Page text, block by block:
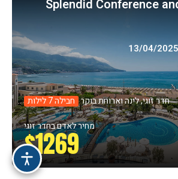
Splendid Conference
חדר זוגי, לינה וארוחת בוקר חבילה 7 לילות
מחיר לאדם בחדר זוגי
$1269